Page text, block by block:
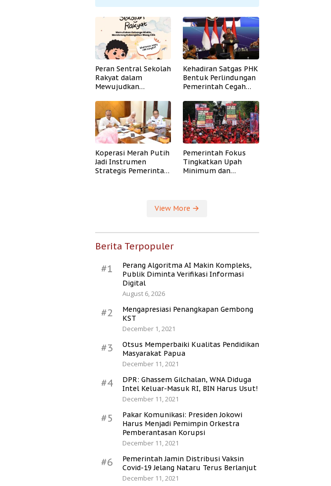
Peran Sentral Sekolah
Rakyat dalam
Mewujudkan
Kehadiran Satgas PHK
Bentuk Perlindungan
Pemerintah Cegah
Koperasi Merah Putih
Jadi Instrumen
Strategis Pemerintah
Pemerintah Fokus
Tingkatkan Upah
Minimum dan
View More
Berita Terpopuler
#1
Perang Algoritma AI Makin Kompleks,
Publik Diminta Verifikasi Informasi
Digital
August 6, 2026
#2
Mengapresiasi Penangkapan Gembong
KST
December 1, 2021
#3
Otsus Memperbaiki Kualitas Pendidikan
Masyarakat Papua
December 11, 2021
#4
DPR: Ghassem Gilchalan, WNA Diduga
Intel Keluar-Masuk RI, BIN Harus Usut!
December 11, 2021
#5
Pakar Komunikasi: Presiden Jokowi
Harus Menjadi Pemimpin Orkestra
Pemberantasan Korupsi
December 11, 2021
#6
Pemerintah Jamin Distribusi Vaksin
Covid-19 Jelang Nataru Terus Berlanjut
December 11, 2021